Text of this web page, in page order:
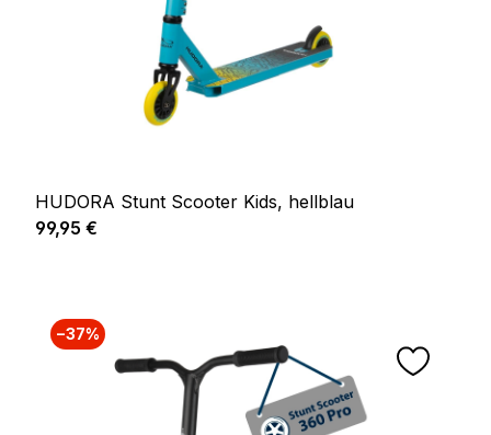
HUDORA Stunt Scooter Kids, hellblau
Regulärer Preis:
99,95 €
−37%